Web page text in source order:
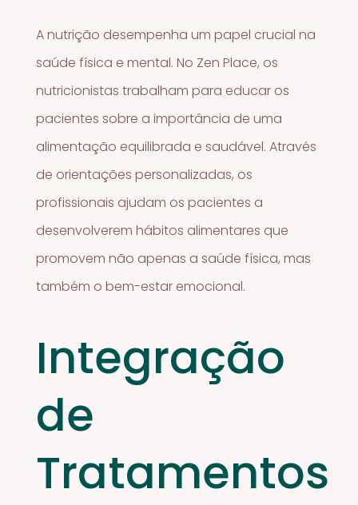
A nutrição desempenha um papel crucial na
saúde física e mental. No Zen Place, os
nutricionistas trabalham para educar os
pacientes sobre a importância de uma
alimentação equilibrada e saudável. Através
de orientações personalizadas, os
profissionais ajudam os pacientes a
desenvolverem hábitos alimentares que
promovem não apenas a saúde física, mas
também o bem-estar emocional.
Integração
de
Tratamentos